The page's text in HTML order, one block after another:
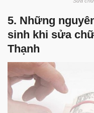
5. Những
sinh khi sửa
Thạnh